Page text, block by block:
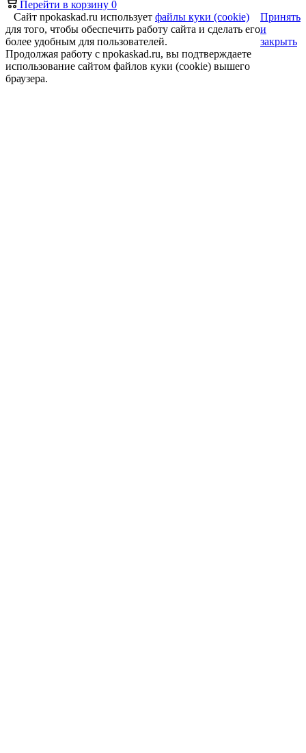
Перейти в корзину 0
Сайт npokaskad.ru использует файлы куки (cookie)
для того, чтобы обеспечить работу сайта и сделать его
более удобным для пользователей.
Продолжая работу с npokaskad.ru, вы подтверждаете
использование сайтом файлов куки (cookie) вышего
браузера.
Принять
и
закрыть